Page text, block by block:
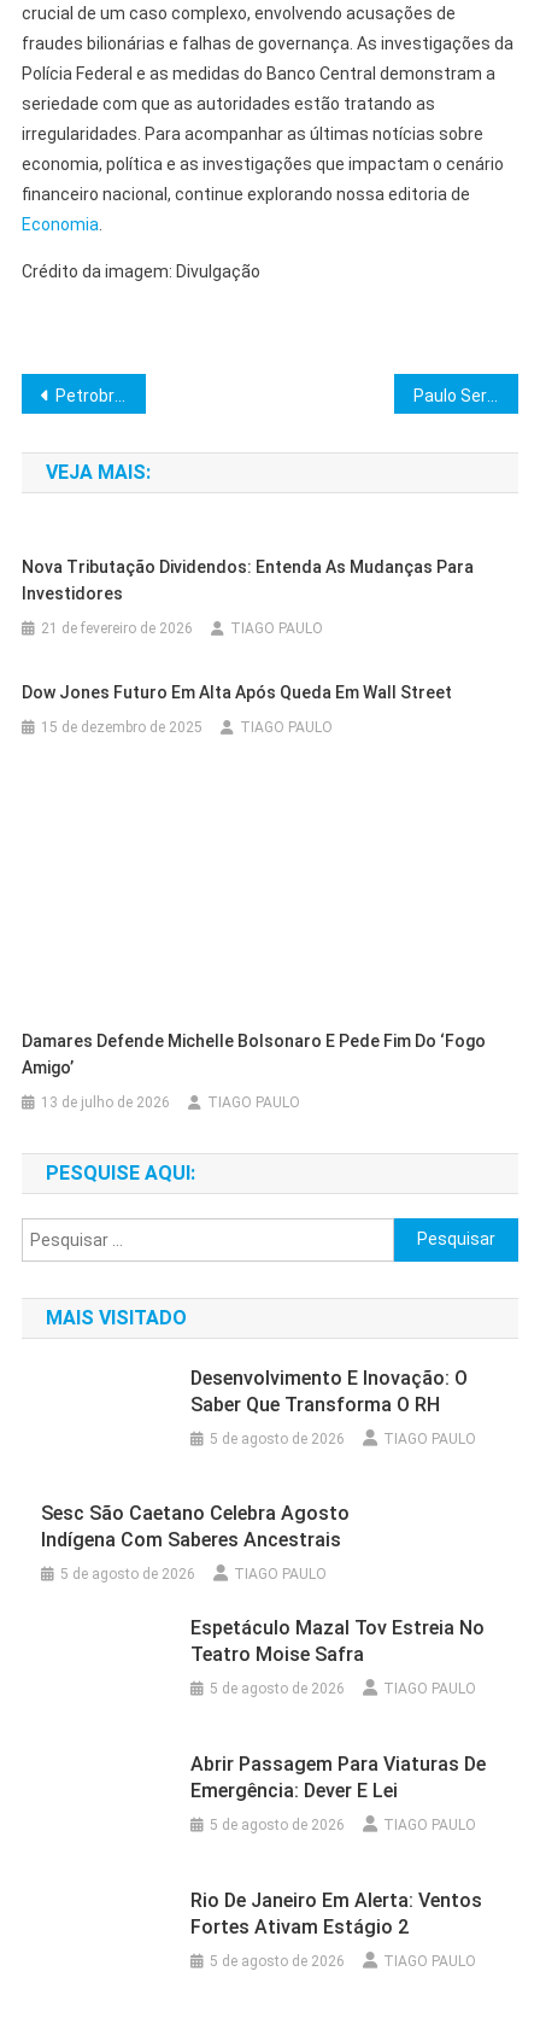
crucial de um caso complexo, envolvendo acusações de
fraudes bilionárias e falhas de governança. As investigações da
Polícia Federal e as medidas do Banco Central demonstram a
seriedade com que as autoridades estão tratando as
irregularidades. Para acompanhar as últimas notícias sobre
economia, política e as investigações que impactam o cenário
financeiro nacional, continue explorando nossa editoria de
Economia
Crédito da imagem: Divulgação
Navegação
de
Post
Petrobras: Sem Dividendos Extraordinários no Curto Prazo
VEJA MAIS:
Nova Tributação Dividendos: Entenda As Mudanças Para
Investidores
21 de fevereiro de 2026 TIAGO PAULO
Dow Jones Futuro Em Alta Após Queda Em Wall Street
15 de dezembro de 2025 TIAGO PAULO
Damares Defende Michelle Bolsonaro E Pede Fim Do ‘fogo
Amigo’
13 de julho de 2026 TIAGO PAULO
PESQUISE AQUI:
Pesquisar
por:
MAIS VISITADO
Desenvolvimento E Inovação: O
Saber Que Transforma O RH
5 de agosto de 2026 TIAGO PAULO
Sesc São Caetano Celebra Agosto
Indígena Com Saberes Ancestrais
5 de agosto de 2026 TIAGO PAULO
Espetáculo Mazal Tov Estreia No
Teatro Moise Safra
5 de agosto de 2026 TIAGO PAULO
Abrir Passagem Para Viaturas De
Emergência: Dever E Lei
5 de agosto de 2026 TIAGO PAULO
Rio De Janeiro Em Alerta: Ventos
Fortes Ativam Estágio 2
5 de agosto de 2026 TIAGO PAULO